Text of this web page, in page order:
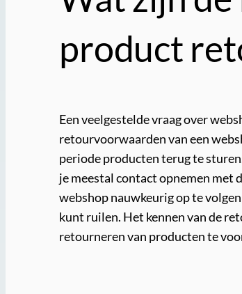
product
Een veelgestelde vraag over
retourvoorwaarden van een
periode producten terug te
je meestal contact opnemen met
webshop nauwkeurig op te
kunt ruilen. Het kennen van de
retourneren van producten te